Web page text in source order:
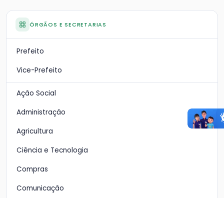
ÓRGÃOS E SECRETARIAS
Prefeito
Vice-Prefeito
Ação Social
Administração
Agricultura
Ciência e Tecnologia
Compras
Comunicação